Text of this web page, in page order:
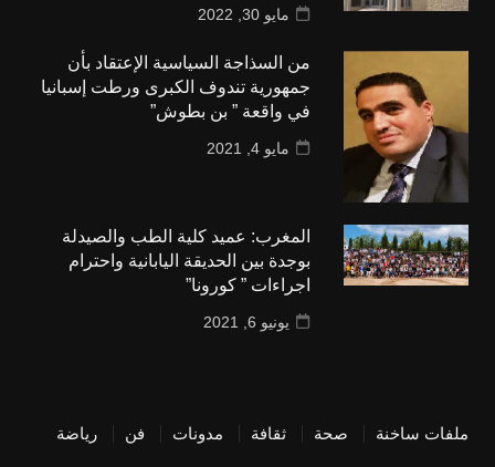
مايو 30, 2022
من السذاجة السياسية الإعتقاد بأن
جمهورية تندوف الكبرى ورطت إسبانيا
في واقعة ” بن بطوش”
مايو 4, 2021
المغرب: عميد كلية الطب والصيدلة
بوجدة بين الحديقة اليابانية واحترام
اجراءات ” كورونا”
يونيو 6, 2021
ملفات ساخنة صحة ثقافة مدونات فن رياضة